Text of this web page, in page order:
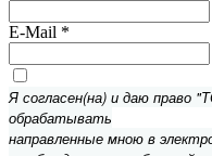
E-Mail *
Я согласен(на) и даю право
обрабатывать
направленные мною в